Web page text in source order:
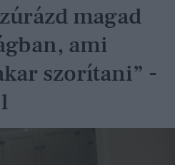
magad
ami
szorítani” -